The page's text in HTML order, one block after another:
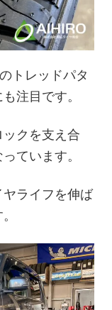
トレッドパタ
注目です。
クを支え合
ています。
ライフを伸ば